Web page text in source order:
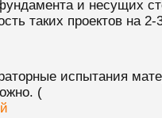
и несущих
таких проектов на 2-
испытания
(